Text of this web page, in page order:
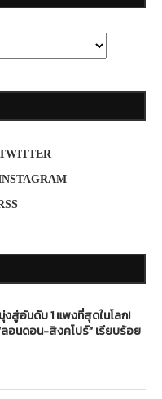
งสู่อันดับ 1 แพงที่สุดในโลก!
ลอนดอน-สิงคโปร์” เรียบร้อย